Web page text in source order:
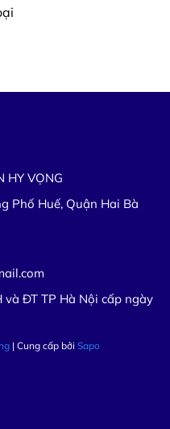
HY VỌNG
Phố Huế, Quận Hai Bà
và ĐT TP Hà Nội cấp ngày
| Cung cấp bởi Sapo